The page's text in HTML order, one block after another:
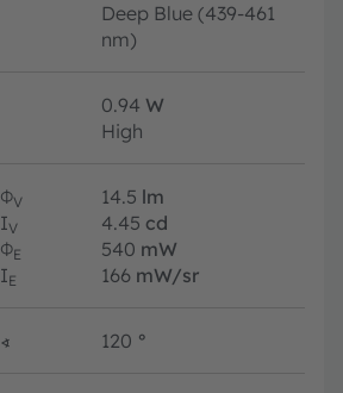
Deep Blue (439-461
nm)
0.94 W
High
ΦV 14.5 lm
IV 4.45 cd
ΦE 540 mW
IE 166 mW/sr
∢ 120 °